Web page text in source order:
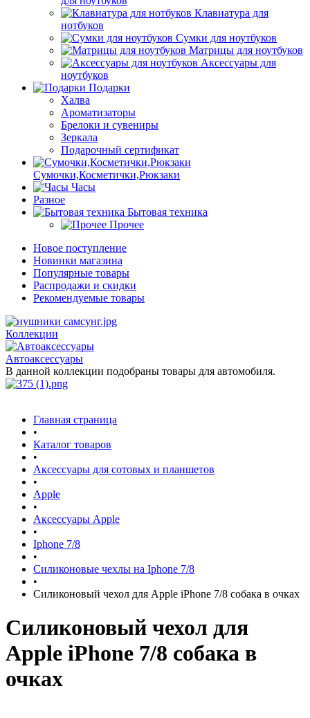
Клавиатура для
нотбуков
Сумки для ноутбуков
Матрицы для ноутбуков
Аксессуары для
ноутбуков
Подарки
Халва
Ароматизаторы
Брелоки и сувениры
Зеркала
Подарочный сертификат
Сумочки,Косметички,Рюкзаки
Часы
Разное
Бытовая техника
Прочее
Новое поступление
Новинки магазина
Популярные товары
Распродажи и скидки
Рекомендуемые товары
Коллекции
Автоаксессуары
В данной коллекции подобраны товары для автомобиля.
Главная страница
•
Каталог товаров
•
Аксессуары для сотовых и планшетов
•
Apple
•
Аксессуары Apple
•
Iphone 7/8
•
Силиконовые чехлы на Iphone 7/8
•
Силиконовый чехол для Apple iPhone 7/8 собака в очках
Силиконовый чехол для
Apple iPhone 7/8 собака в
очках